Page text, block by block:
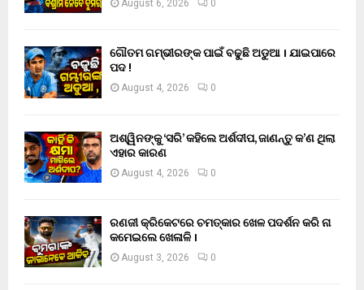
August 6, 2026 0
ଗୌତମ ଗମ୍ଭୀରଙ୍କ ପାଇଁ ବଢୁଛି ଅଡୁଆ । ଯାଇପାରେ
ପଦ !
August 4, 2026 0
ଅଶ୍ୱିନଙ୍କୁ ‘ସରି’ କହିଲେ ଅର୍ଶଦୀପ, ଜାଣନ୍ତୁ କ’ଣ ଥିଲା
ଏହାର କାରଣ
August 4, 2026 0
ରଣଜୀ କ୍ରିକେଟରେ ଚମତ୍କାର ଖେଳ ପଦର୍ଶନ କରି ନା
କମେଇଲେ ଖେଳାଳି ।
August 3, 2026 0